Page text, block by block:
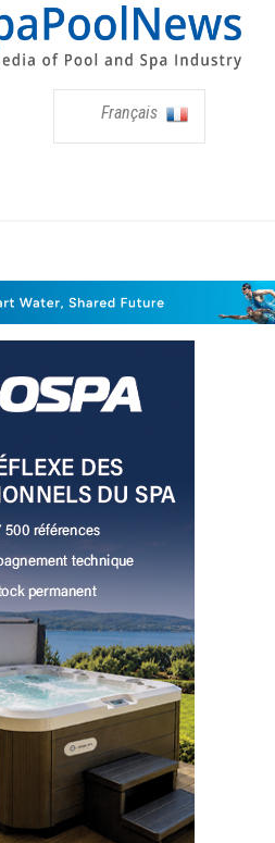
Français